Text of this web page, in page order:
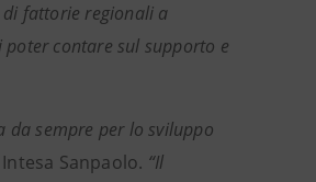
fattorie regionali a
contare sul supporto e
da sempre per lo sviluppo
Sanpaolo. “Il